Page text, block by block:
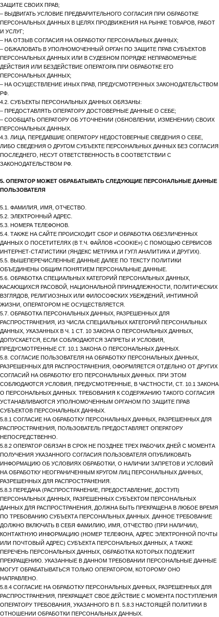
ЗАЩИТЕ СВОИХ ПРАВ;
– ВЫДВИГАТЬ УСЛОВИЕ ПРЕДВАРИТЕЛЬНОГО СОГЛАСИЯ ПРИ ОБРАБОТКЕ
ПЕРСОНАЛЬНЫХ ДАННЫХ В ЦЕЛЯХ ПРОДВИЖЕНИЯ НА РЫНКЕ ТОВАРОВ, РАБОТ
И УСЛУГ;
– НА ОТЗЫВ СОГЛАСИЯ НА ОБРАБОТКУ ПЕРСОНАЛЬНЫХ ДАННЫХ;
– ОБЖАЛОВАТЬ В УПОЛНОМОЧЕННЫЙ ОРГАН ПО ЗАЩИТЕ ПРАВ СУБЪЕКТОВ
ПЕРСОНАЛЬНЫХ ДАННЫХ ИЛИ В СУДЕБНОМ ПОРЯДКЕ НЕПРАВОМЕРНЫЕ
ДЕЙСТВИЯ ИЛИ БЕЗДЕЙСТВИЕ ОПЕРАТОРА ПРИ ОБРАБОТКЕ ЕГО
ПЕРСОНАЛЬНЫХ ДАННЫХ;
– НА ОСУЩЕСТВЛЕНИЕ ИНЫХ ПРАВ, ПРЕДУСМОТРЕННЫХ ЗАКОНОДАТЕЛЬСТВОМ
РФ.
4.2. СУБЪЕКТЫ ПЕРСОНАЛЬНЫХ ДАННЫХ ОБЯЗАНЫ:
– ПРЕДОСТАВЛЯТЬ ОПЕРАТОРУ ДОСТОВЕРНЫЕ ДАННЫЕ О СЕБЕ;
– СООБЩАТЬ ОПЕРАТОРУ ОБ УТОЧНЕНИИ (ОБНОВЛЕНИИ, ИЗМЕНЕНИИ) СВОИХ
ПЕРСОНАЛЬНЫХ ДАННЫХ.
4.3. ЛИЦА, ПЕРЕДАВШИЕ ОПЕРАТОРУ НЕДОСТОВЕРНЫЕ СВЕДЕНИЯ О СЕБЕ,
ЛИБО СВЕДЕНИЯ О ДРУГОМ СУБЪЕКТЕ ПЕРСОНАЛЬНЫХ ДАННЫХ БЕЗ СОГЛАСИЯ
ПОСЛЕДНЕГО, НЕСУТ ОТВЕТСТВЕННОСТЬ В СООТВЕТСТВИИ С
ЗАКОНОДАТЕЛЬСТВОМ РФ.
5. ОПЕРАТОР МОЖЕТ ОБРАБАТЫВАТЬ СЛЕДУЮЩИЕ ПЕРСОНАЛЬНЫЕ ДАННЫЕ
ПОЛЬЗОВАТЕЛЯ
5.1. ФАМИЛИЯ, ИМЯ, ОТЧЕСТВО.
5.2. ЭЛЕКТРОННЫЙ АДРЕС.
5.3. НОМЕРА ТЕЛЕФОНОВ.
5.4. ТАКЖЕ НА САЙТЕ ПРОИСХОДИТ СБОР И ОБРАБОТКА ОБЕЗЛИЧЕННЫХ
ДАННЫХ О ПОСЕТИТЕЛЯХ (В Т.Ч. ФАЙЛОВ «COOKIE») С ПОМОЩЬЮ СЕРВИСОВ
ИНТЕРНЕТ-СТАТИСТИКИ (ЯНДЕКС МЕТРИКА И ГУГЛ АНАЛИТИКА И ДРУГИХ).
5.5. ВЫШЕПЕРЕЧИСЛЕННЫЕ ДАННЫЕ ДАЛЕЕ ПО ТЕКСТУ ПОЛИТИКИ
ОБЪЕДИНЕНЫ ОБЩИМ ПОНЯТИЕМ ПЕРСОНАЛЬНЫЕ ДАННЫЕ.
5.6. ОБРАБОТКА СПЕЦИАЛЬНЫХ КАТЕГОРИЙ ПЕРСОНАЛЬНЫХ ДАННЫХ,
КАСАЮЩИХСЯ РАСОВОЙ, НАЦИОНАЛЬНОЙ ПРИНАДЛЕЖНОСТИ, ПОЛИТИЧЕСКИХ
ВЗГЛЯДОВ, РЕЛИГИОЗНЫХ ИЛИ ФИЛОСОФСКИХ УБЕЖДЕНИЙ, ИНТИМНОЙ
ЖИЗНИ, ОПЕРАТОРОМ НЕ ОСУЩЕСТВЛЯЕТСЯ.
5.7. ОБРАБОТКА ПЕРСОНАЛЬНЫХ ДАННЫХ, РАЗРЕШЕННЫХ ДЛЯ
РАСПРОСТРАНЕНИЯ, ИЗ ЧИСЛА СПЕЦИАЛЬНЫХ КАТЕГОРИЙ ПЕРСОНАЛЬНЫХ
ДАННЫХ, УКАЗАННЫХ В Ч. 1 СТ. 10 ЗАКОНА О ПЕРСОНАЛЬНЫХ ДАННЫХ,
ДОПУСКАЕТСЯ, ЕСЛИ СОБЛЮДАЮТСЯ ЗАПРЕТЫ И УСЛОВИЯ,
ПРЕДУСМОТРЕННЫЕ СТ. 10.1 ЗАКОНА О ПЕРСОНАЛЬНЫХ ДАННЫХ.
5.8. СОГЛАСИЕ ПОЛЬЗОВАТЕЛЯ НА ОБРАБОТКУ ПЕРСОНАЛЬНЫХ ДАННЫХ,
РАЗРЕШЕННЫХ ДЛЯ РАСПРОСТРАНЕНИЯ, ОФОРМЛЯЕТСЯ ОТДЕЛЬНО ОТ ДРУГИХ
СОГЛАСИЙ НА ОБРАБОТКУ ЕГО ПЕРСОНАЛЬНЫХ ДАННЫХ. ПРИ ЭТОМ
СОБЛЮДАЮТСЯ УСЛОВИЯ, ПРЕДУСМОТРЕННЫЕ, В ЧАСТНОСТИ, СТ. 10.1 ЗАКОНА
О ПЕРСОНАЛЬНЫХ ДАННЫХ. ТРЕБОВАНИЯ К СОДЕРЖАНИЮ ТАКОГО СОГЛАСИЯ
УСТАНАВЛИВАЮТСЯ УПОЛНОМОЧЕННЫМ ОРГАНОМ ПО ЗАЩИТЕ ПРАВ
СУБЪЕКТОВ ПЕРСОНАЛЬНЫХ ДАННЫХ.
5.8.1 СОГЛАСИЕ НА ОБРАБОТКУ ПЕРСОНАЛЬНЫХ ДАННЫХ, РАЗРЕШЕННЫХ ДЛЯ
РАСПРОСТРАНЕНИЯ, ПОЛЬЗОВАТЕЛЬ ПРЕДОСТАВЛЯЕТ ОПЕРАТОРУ
НЕПОСРЕДСТВЕННО.
5.8.2 ОПЕРАТОР ОБЯЗАН В СРОК НЕ ПОЗДНЕЕ ТРЕХ РАБОЧИХ ДНЕЙ С МОМЕНТА
ПОЛУЧЕНИЯ УКАЗАННОГО СОГЛАСИЯ ПОЛЬЗОВАТЕЛЯ ОПУБЛИКОВАТЬ
ИНФОРМАЦИЮ ОБ УСЛОВИЯХ ОБРАБОТКИ, О НАЛИЧИИ ЗАПРЕТОВ И УСЛОВИЙ
НА ОБРАБОТКУ НЕОГРАНИЧЕННЫМ КРУГОМ ЛИЦ ПЕРСОНАЛЬНЫХ ДАННЫХ,
РАЗРЕШЕННЫХ ДЛЯ РАСПРОСТРАНЕНИЯ.
5.8.3 ПЕРЕДАЧА (РАСПРОСТРАНЕНИЕ, ПРЕДОСТАВЛЕНИЕ, ДОСТУП)
ПЕРСОНАЛЬНЫХ ДАННЫХ, РАЗРЕШЕННЫХ СУБЪЕКТОМ ПЕРСОНАЛЬНЫХ
ДАННЫХ ДЛЯ РАСПРОСТРАНЕНИЯ, ДОЛЖНА БЫТЬ ПРЕКРАЩЕНА В ЛЮБОЕ ВРЕМЯ
ПО ТРЕБОВАНИЮ СУБЪЕКТА ПЕРСОНАЛЬНЫХ ДАННЫХ. ДАННОЕ ТРЕБОВАНИЕ
ДОЛЖНО ВКЛЮЧАТЬ В СЕБЯ ФАМИЛИЮ, ИМЯ, ОТЧЕСТВО (ПРИ НАЛИЧИИ),
КОНТАКТНУЮ ИНФОРМАЦИЮ (НОМЕР ТЕЛЕФОНА, АДРЕС ЭЛЕКТРОННОЙ ПОЧТЫ
ИЛИ ПОЧТОВЫЙ АДРЕС) СУБЪЕКТА ПЕРСОНАЛЬНЫХ ДАННЫХ, А ТАКЖЕ
ПЕРЕЧЕНЬ ПЕРСОНАЛЬНЫХ ДАННЫХ, ОБРАБОТКА КОТОРЫХ ПОДЛЕЖИТ
ПРЕКРАЩЕНИЮ. УКАЗАННЫЕ В ДАННОМ ТРЕБОВАНИИ ПЕРСОНАЛЬНЫЕ ДАННЫЕ
МОГУТ ОБРАБАТЫВАТЬСЯ ТОЛЬКО ОПЕРАТОРОМ, КОТОРОМУ ОНО
НАПРАВЛЕНО.
5.8.4 СОГЛАСИЕ НА ОБРАБОТКУ ПЕРСОНАЛЬНЫХ ДАННЫХ, РАЗРЕШЕННЫХ ДЛЯ
РАСПРОСТРАНЕНИЯ, ПРЕКРАЩАЕТ СВОЕ ДЕЙСТВИЕ С МОМЕНТА ПОСТУПЛЕНИЯ
ОПЕРАТОРУ ТРЕБОВАНИЯ, УКАЗАННОГО В П. 5.8.3 НАСТОЯЩЕЙ ПОЛИТИКИ В
ОТНОШЕНИИ ОБРАБОТКИ ПЕРСОНАЛЬНЫХ ДАННЫХ.